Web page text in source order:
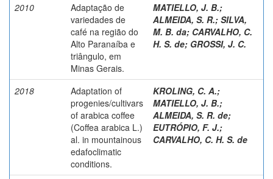
2010
Adaptação de
variedades de
café na região do
Alto Paranaíba e
triângulo, em
Minas Gerais.
MATIELLO, J. B.;
ALMEIDA, S. R.; SILVA,
M. B. da; CARVALHO, C.
H. S. de; GROSSI, J. C.
2018
Adaptation of
progenies/cultivars
of arabica coffee
(Coffea arabica L.)
al. in mountainous
edafoclimatic
conditions.
KROLING, C. A.;
MATIELLO, J. B.;
ALMEIDA, S. R. de;
EUTRÓPIO, F. J.;
CARVALHO, C. H. S. de